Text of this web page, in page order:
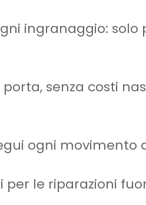
ingranaggio:
porta, senza costi
ogni
per le riparazioni